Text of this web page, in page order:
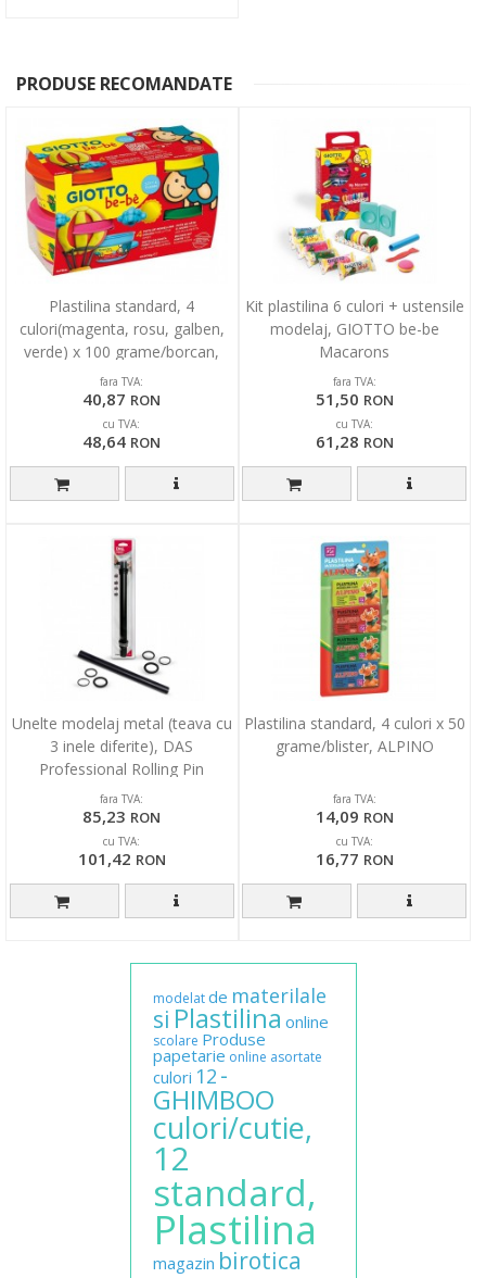
PRODUSE RECOMANDATE
Plastilina standard, 4
culori(magenta, rosu, galben,
verde) x 100 grame/borcan,
GIOTTO be-be
fara TVA:
40,87 RON
cu TVA:
48,64 RON
Kit plastilina 6 culori + ustensile
modelaj, GIOTTO be-be
Macarons
fara TVA:
51,50 RON
cu TVA:
61,28 RON
Unelte modelaj metal (teava cu
3 inele diferite), DAS
Professional Rolling Pin
fara TVA:
85,23 RON
cu TVA:
101,42 RON
Plastilina standard, 4 culori x 50
grame/blister, ALPINO
fara TVA:
14,09 RON
cu TVA:
16,77 RON
modelat de materilale
si Plastilina online
scolare Produse
papetarie online asortate
culori 12 -
GHIMBOO
culori/cutie,
12
standard,
Plastilina
magazin birotica